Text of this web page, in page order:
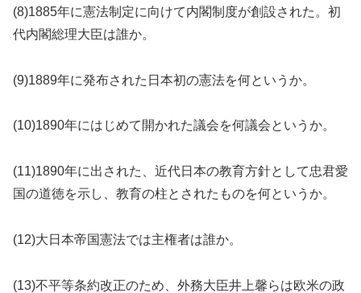
(8)1885年に憲法制定に向けて内閣制度が創設された。初
代内閣総理大臣は誰か。
(9)1889年に発布された日本初の憲法を何というか。
(10)1890年にはじめて開かれた議会を何議会というか。
(11)1890年に出された、近代日本の教育方針として忠君愛
国の道徳を示し、教育の柱とされたものを何というか。
(12)大日本帝国憲法では主権者は誰か。
(13)不平等条約改正のため、外務大臣井上馨らは欧米の政